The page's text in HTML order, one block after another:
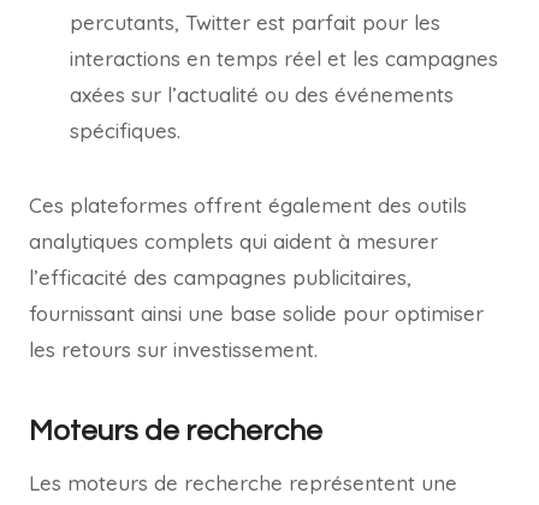
percutants, Twitter est parfait pour les
interactions en temps réel et les campagnes
axées sur l’actualité ou des événements
spécifiques.
Ces plateformes offrent également des outils
analytiques complets qui aident à mesurer
l’efficacité des campagnes publicitaires,
fournissant ainsi une base solide pour optimiser
les retours sur investissement.
Moteurs de recherche
Les moteurs de recherche représentent une